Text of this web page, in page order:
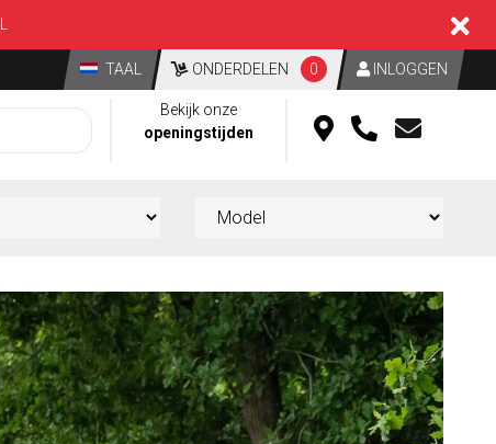
TAAL ONDERDELEN 0 INLOGGEN
Bekijk onze
openingstijden